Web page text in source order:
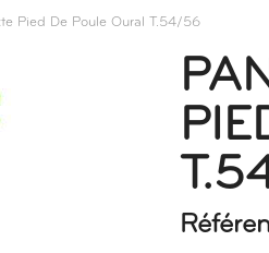
Pied De Poule Oural T.54/56